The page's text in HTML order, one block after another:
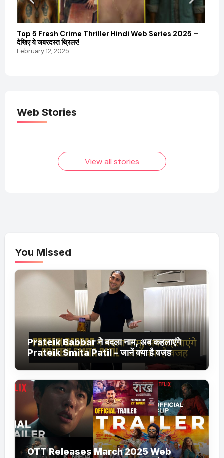
Top 5 Fresh Crime Thriller Hindi Web Series 2025 –
देखिए ये जबरदस्त थ्रिलर!
February 12, 2025
Web Stories
Elvish Yadav: एक
आम लड़के से यूट्यूबर
फिल्मों का जादू और उनका
View all stories
You Missed
Prateik Babbar ने बदला नाम, अब कहलाएंगे
Prateik Smita Patil – जानें क्या है वजह
OTT Releases March 2025 Web